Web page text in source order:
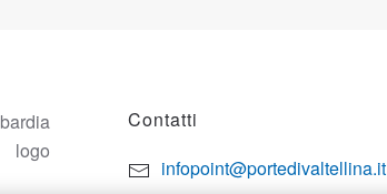
Contatti
infopoint@portedivaltellina.it